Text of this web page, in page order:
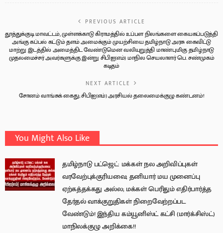
PREVIOUS ARTICLE
தூத்துக்குடி மாவட்டம், முள்ளக்காடு கிராமத்தில் உப்பள நிலங்களை கையகப்படுத்தி
அங்கு கப்பல் கட்டும் தளம் அமைக்கும் முயற்சியை தமிழ்நாடு அரசு கைவிட்டு
மாற்று இடத்தில் அமைத்திட வேண்டுமென வலியுறுத்தி மாண்புமிகு தமிழ்நாடு
முதலமைச்சர் அவர்களுக்கு இன்று சிபிஐ(எம்) மாநில செயலாளர் பெ. சண்முகம்
கடிதம்
NEXT ARTICLE
சோனம் வாங்சுக் கைது; சிபிஐ(எம்) அரசியல் தலைமைக்குழு கண்டனம்!
You Might Also Like
தமிழ்நாடு பட்ஜெட்: மக்கள் நல அறிவிப்புகள்
வரவேற்புக்குரியவை; தனியார் மய முனைப்பு
ஏற்கத்தக்கது அல்ல; மக்கள் பெரிதும் எதிர்பார்த்த
தேர்தல் வாக்குறுதிகள் நிறைவேற்றப்பட
வேண்டும்! இந்திய கம்யூனிஸ்ட் கட்சி (மார்க்சிஸ்ட்)
மாநிலக்குழு அறிக்கை!!